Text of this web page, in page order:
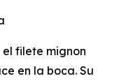
filete mignon
en la boca. Su